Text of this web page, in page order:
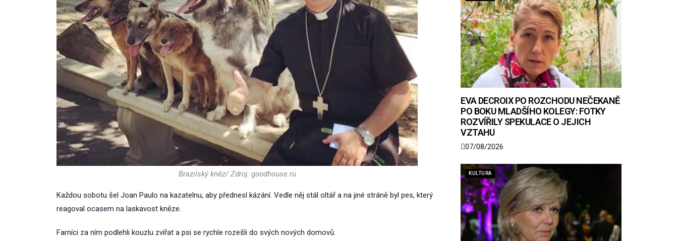
Brazilský kněz/ Zdroj: goodhouse.ru
Každou sobotu šel Joan Paulo na kazatelnu, aby přednesl kázání. Vedle něj stál oltář a na jiné stráně byl pes, který
reagoval ocasem na laskavost kněze.
Farníci za ním podlehli kouzlu zvířat a psi se rychle rozešli do svých nových domovů.
EVA DECROIX PO ROZCHODU NEČEKANĚ
PO BOKU MLADŠÍHO KOLEGY: FOTKY
ROZVÍŘILY SPEKULACE O JEJICH
VZTAHU
07/08/2026
KULTURA